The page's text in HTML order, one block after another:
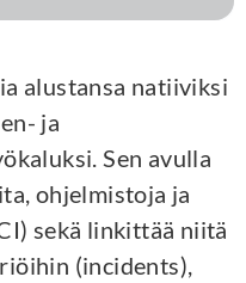
alustansa natiiviksi
ja
Sen avulla
ohjelmistoja ja
sekä linkittää niitä
(incidents),